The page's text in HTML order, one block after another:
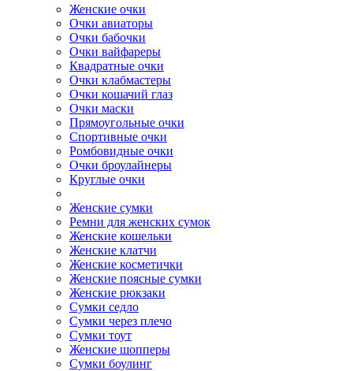
Женские очки
Очки авиаторы
Очки бабочки
Очки вайфареры
Квадратные очки
Очки клабмастеры
Очки кошачий глаз
Очки маски
Прямоугольные очки
Спортивные очки
Ромбовидные очки
Очки броулайнеры
Круглые очки
Женские сумки
Ремни для женских сумок
Женские кошельки
Женские клатчи
Женские косметички
Женские поясные сумки
Женские рюкзаки
Сумки седло
Сумки через плечо
Сумки тоут
Женские шопперы
Сумки боулинг